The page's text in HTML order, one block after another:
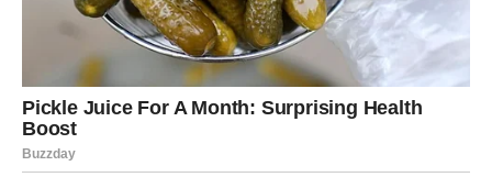
Osim što je priznao Darija, Marinko mu je pružao podršku
tijekom odrastanja, nastojeći ga uključiti u porodične tradicije.
Priznavanjem svog sina i davanjem mu prezimena, Marinko je
poslao snažnu poruku o tome koliko su porodica i ljubav važni,
prevazilazeći formalan okvir braka. Njegovo otvoreno
prihvatanje svih svojih potomaka dodatno je ojačalo njegovu